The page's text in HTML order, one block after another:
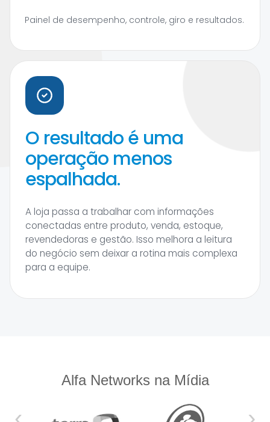
Painel de desempenho, controle, giro e resultados.
O resultado é uma
operação menos
espalhada.
A loja passa a trabalhar com informações
conectadas entre produto, venda, estoque,
revendedoras e gestão. Isso melhora a leitura
do negócio sem deixar a rotina mais complexa
para a equipe.
Alfa Networks na Mídia